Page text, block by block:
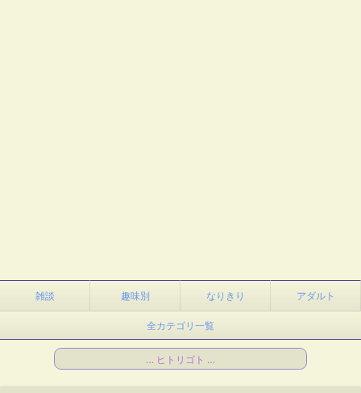
雑談 趣味別 なりきり アダルト
全カテゴリ一覧
… ヒトリゴト …